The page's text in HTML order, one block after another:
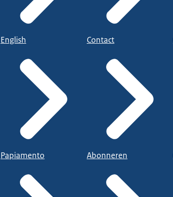
English
Papiamento
Contact
Abonneren